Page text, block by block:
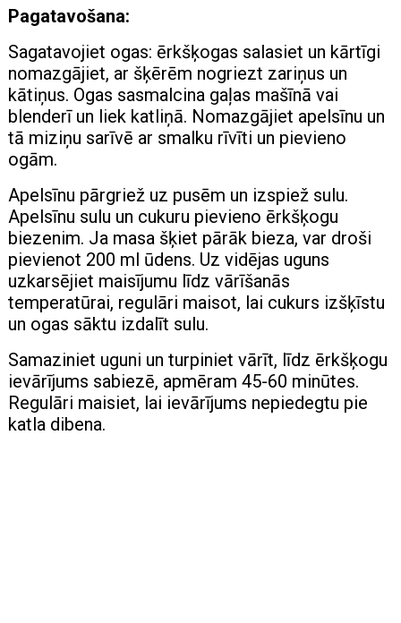
Pagatavošana:
Sagatavojiet ogas: ērkšķogas salasiet un kārtīgi
nomazgājiet, ar šķērēm nogriezt zariņus un
kātiņus. Ogas sasmalcina gaļas mašīnā vai
blenderī un liek katliņā. Nomazgājiet apelsīnu un
tā miziņu sarīvē ar smalku rīvīti un pievieno
ogām.
Apelsīnu pārgriež uz pusēm un izspiež sulu.
Apelsīnu sulu un cukuru pievieno ērkšķogu
biezenim. Ja masa šķiet pārāk bieza, var droši
pievienot 200 ml ūdens. Uz vidējas uguns
uzkarsējiet maisījumu līdz vārīšanās
temperatūrai, regulāri maisot, lai cukurs izšķīstu
un ogas sāktu izdalīt sulu.
Samaziniet uguni un turpiniet vārīt, līdz ērkšķogu
ievārījums sabiezē, apmēram 45-60 minūtes.
Regulāri maisiet, lai ievārījums nepiedegtu pie
katla dibena.